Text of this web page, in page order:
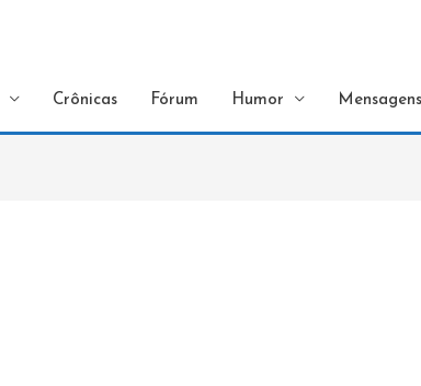
Crônicas Fórum Humor Mensagens